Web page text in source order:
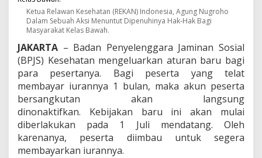
n
U
n
g
R
a
k
a
B
e
Ketua Relawan Kesehatan (REKAN) Indonesia, Agung Nugroho
Dalam Sebuah Aksi Menuntut Dipenuhinya Hak-Hak Bagi
Masyarakat Kelas Bawah.
JAKARTA – Badan Penyelenggara Jaminan Sosial
(BPJS) Kesehatan mengeluarkan aturan baru bagi
para pesertanya. Bagi peserta yang telat
membayar iurannya 1 bulan, maka akun peserta
bersangkutan akan langsung
dinonaktifkan. Kebijakan baru ini akan mulai
diberlakukan pada 1 Juli mendatang. Oleh
karenanya, peserta diimbau untuk segera
membayarkan iurannya.